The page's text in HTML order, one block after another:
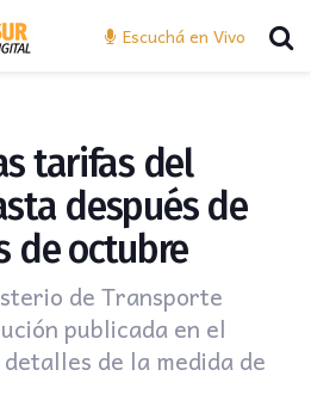
Escuchá en Vivo
tarifas del
después de
de octubre
de Transporte
publicada en el
de la medida de